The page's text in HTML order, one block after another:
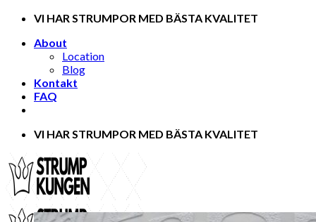
Skip
content
VI HAR STRUMPOR MED BÄSTA KVALITET
About
Location
Blog
Kontakt
FAQ
VI HAR STRUMPOR MED BÄSTA KVALITET